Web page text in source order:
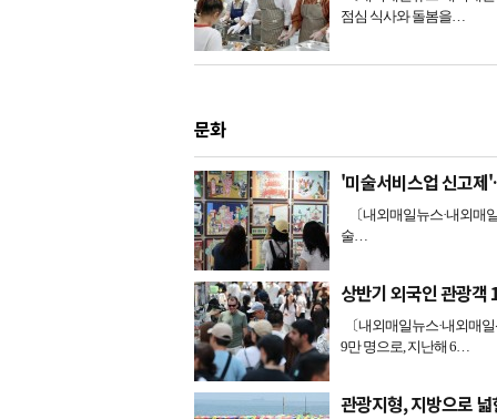
점심 식사와 돌봄을…
문화
'미술서비스업 신고제
〔내외매일뉴스·내외매
술…
상반기 외국인 관광
〔내외매일뉴스·내외매
9만 명으로, 지난해 6…
관광지형, 지방으로